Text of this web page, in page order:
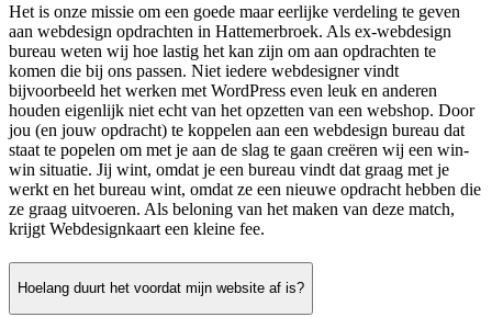
Het is onze missie om een goede maar eerlijke verdeling te geven
aan webdesign opdrachten in Hattemerbroek. Als ex-webdesign
bureau weten wij hoe lastig het kan zijn om aan opdrachten te
komen die bij ons passen. Niet iedere webdesigner vindt
bijvoorbeeld het werken met WordPress even leuk en anderen
houden eigenlijk niet echt van het opzetten van een webshop. Door
jou (en jouw opdracht) te koppelen aan een webdesign bureau dat
staat te popelen om met je aan de slag te gaan creëren wij een win-
win situatie. Jij wint, omdat je een bureau vindt dat graag met je
werkt en het bureau wint, omdat ze een nieuwe opdracht hebben die
ze graag uitvoeren. Als beloning van het maken van deze match,
krijgt Webdesignkaart een kleine fee.
Hoelang duurt het voordat mijn website af is?